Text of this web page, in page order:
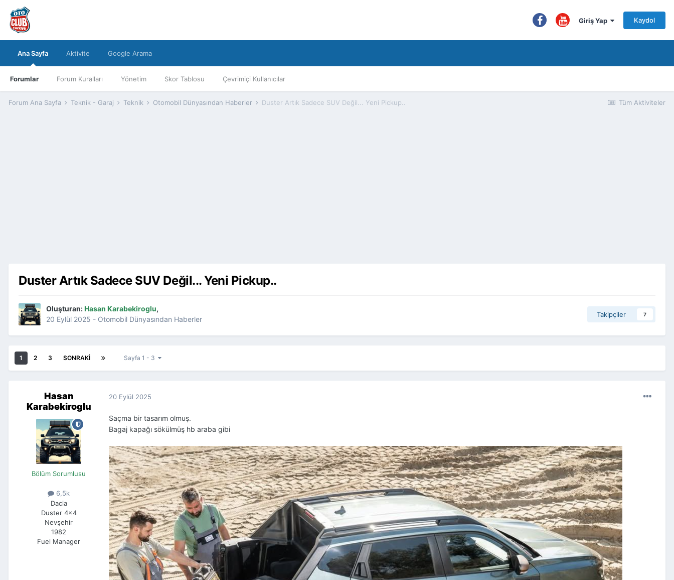
Giriş Yap Kaydol
Ana Sayfa
Forumlar Forum Kuralları Yönetim Skor Tablosu Çevrimiçi Kullanıcılar
Aktivite Google Arama
Tüm Aktiviteler
Forum Ana Sayfa Teknik - Garaj Teknik Otomobil Dünyasından Haberler Duster Artık Sadece SUV Değil... Yeni Pickup..
Duster Artık Sadece SUV Değil... Yeni Pickup..
Oluşturan:Hasan Karabekiroglu,
20 Eylül 2025 - Otomobil Dünyasından Haberler
Takipçiler 7
1 2 3 SONRAKI Sayfa 1 - 3
Hasan
Karabekiroglu
Bölüm Sorumlusu
6,5k
Dacia
Duster 4x4
Nevşehir
1982
Fuel Manager
20 Eylül 2025
Saçma bir tasarım olmuş.
Bagaj kapağı sökülmüş hb araba gibi